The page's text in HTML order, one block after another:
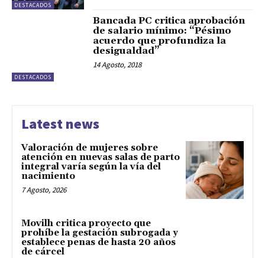
DESTACADOS
DESTACADOS
Bancada PC critica aprobación
de salario mínimo: “Pésimo
acuerdo que profundiza la
desigualdad”
14 Agosto, 2018
Latest news
Valoración de mujeres sobre
atención en nuevas salas de parto
integral varía según la vía del
nacimiento
7 Agosto, 2026
Movilh critica proyecto que
prohíbe la gestación subrogada y
establece penas de hasta 20 años
de cárcel